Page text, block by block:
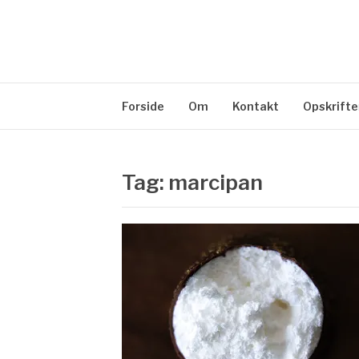
Forside Om Kontakt
Tag: marcipan